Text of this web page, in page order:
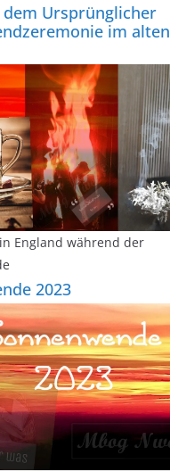
Ursprünglicher
im alten
England während der
2023